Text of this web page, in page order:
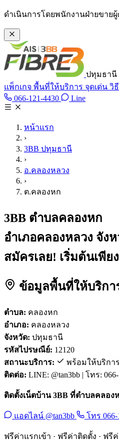
ข้ามไปเนื้อหาหลัก
ดำเนินการโดยพนักงานฝ่ายขาย
ปทุมธานี
แพ็กเกจ พื้นที่ให้บริการ จุดเด่น วิ
066-121-4430 โทร 066-121-4430
LineLine
หน้าแรก
›
3BB ปทุมธานี
›
อ.คลองหลวง
›
ต.คลองหก
3BB ตำบลคลองหก
อำเภอคลองหลวง จัง
สมัครเลย! เริ่มต้นเพีย
ข้อมูลพื้นที่ให้บริกา
ตำบล: คลองหก
อำเภอ: คลองหลวง
จังหวัด: ปทุมธานี
รหัสไปรษณีย์: 12120
สถานะบริการ:
พร้อมให้บริกา
ติดต่อ: LINE: @tan3bb | โทร:
ติดตั้งเน็ตบ้าน 3BB ที่ตำบลคลอง
แอดไลน์ @tan3bb โทร 066-
ฟรีค่าแรกเข้า · ฟรีค่าติดตั้ง · ฟรี